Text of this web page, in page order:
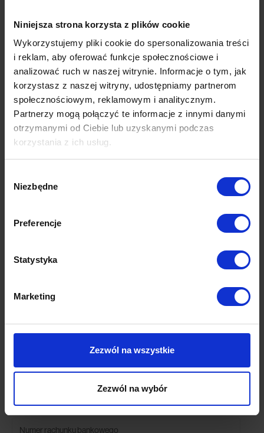
Niniejsza strona korzysta z plików cookie
Wykorzystujemy pliki cookie do spersonalizowania treści
i reklam, aby oferować funkcje społecznościowe i
analizować ruch w naszej witrynie. Informacje o tym, jak
korzystasz z naszej witryny, udostępniamy partnerom
społecznościowym, reklamowym i analitycznym.
Partnerzy mogą połączyć te informacje z innymi danymi
otrzymanymi od Ciebie lub uzyskanymi podczas
korzystania z ich usług.
zgody
Niezbędne
Preferencje
Statystyka
Marketing
Zezwól na wszystkie
Zezwól na wybór
Krok 5. Sposób zwrotu
Stan produktu
Produkt nieużywany i niezmontowany
Produkt rozpakowany
Produkt zmontowany wyłącznie w celu sprawdzenia
Produkt nosi ślady użytkowania
Nie
Krok 6. Informacje o produkcie
Numer rachunku bankowego